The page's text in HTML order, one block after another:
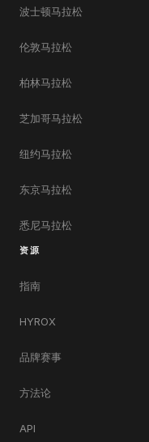
波士顿马拉松
伦敦马拉松
柏林马拉松
芝加哥马拉松
纽约马拉松
东京马拉松
悉尼马拉松
资源
指南
HYROX
品牌赛事
方法论
API